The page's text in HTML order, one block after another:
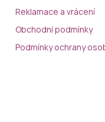
Reklamace a vrácení
Obchodní podmínky
Podmínky ochrany